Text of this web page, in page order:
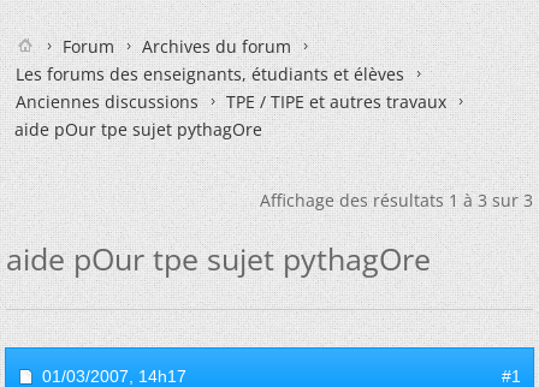
Forum
Archives du forum
Les forums des enseignants, étudiants et élèves
Anciennes discussions
TPE / TIPE et autres travaux
aide pOur tpe sujet pythagOre
Affichage des résultats 1 à 3 sur 3
aide pOur tpe sujet pythagOre
01/03/2007, 14h17 #1